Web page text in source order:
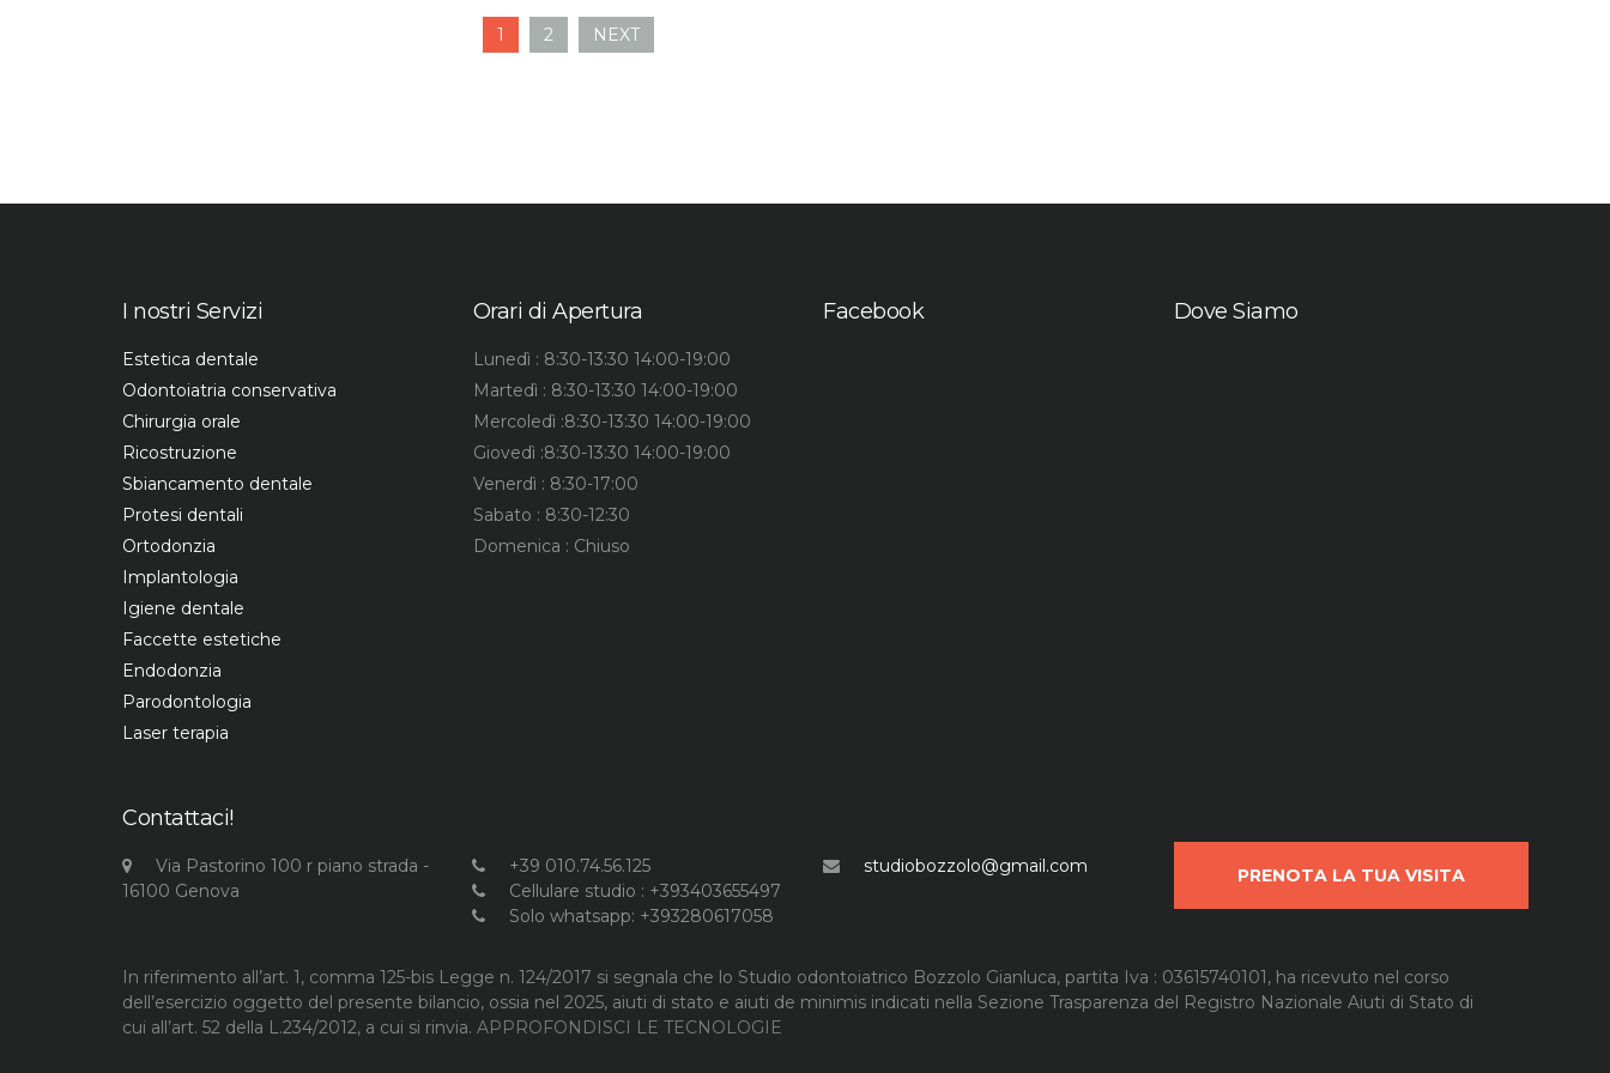
1 2 NEXT
I nostri Servizi
Estetica dentale
Odontoiatria conservativa
Chirurgia orale
Ricostruzione
Sbiancamento dentale
Protesi dentali
Ortodonzia
Implantologia
Igiene dentale
Faccette estetiche
Endodonzia
Parodontologia
Laser terapia
Orari di Apertura
Lunedì : 8:30-13:30 14:00-19:00
Martedì : 8:30-13:30 14:00-19:00
Mercoledì :8:30-13:30 14:00-19:00
Giovedì :8:30-13:30 14:00-19:00
Venerdì : 8:30-17:00
Sabato : 8:30-12:30
Domenica : Chiuso
Facebook Dove Siamo
Contattaci!
Via Pastorino 100 r piano strada -
16100 Genova
+39 010.74.56.125
Cellulare studio : +393403655497
Solo whatsapp: +393280617058
studiobozzolo@gmail.com PRENOTA LA TUA VISITA
In riferimento all’art. 1, comma 125-bis Legge n. 124/2017 si segnala che lo Studio odontoiatrico Bozzolo Gianluca, partita Iva : 03615740101, ha ricevuto nel corso
dell’esercizio oggetto del presente bilancio, ossia nel 2025, aiuti di stato e aiuti de minimis indicati nella Sezione Trasparenza del Registro Nazionale Aiuti di Stato di
cui all’art. 52 della L.234/2012, a cui si rinvia. APPROFONDISCI LE TECNOLOGIE